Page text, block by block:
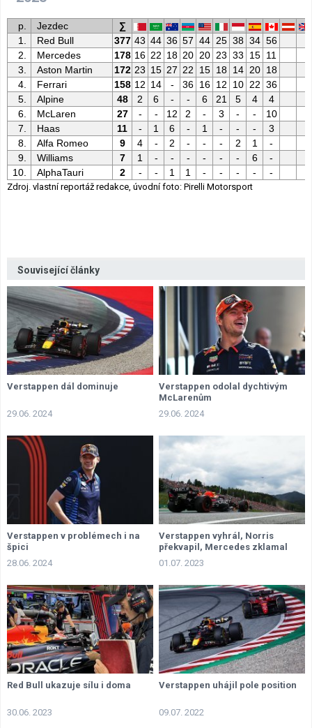
p. Jezdec
∑
1.
Red Bull 377 43 44 36 57 44 25 38 34 56
2.
Mercedes 178 16 22 18 20 20 23 33 15 11
3.
Aston Martin 172 23 15 27 22 15 18 14 20 18
4.
Ferrari 158 12 14 - 36 16 12 10 22 36
5.
Alpine 48 2 6 - - 6 21 5 4
4
6.
McLaren 27 - - 12 2 - 3 - -
10
7.
Haas 11 - 1 6 - 1 - - -
3
8.
Alfa Romeo 9 4 - 2 - - - 2 1
-
9.
Williams 7 1 - - - - - - 6
-
10.
AlphaTauri 2 - - 1 1 - - - - -
Zdroj. vlastní reportáž redakce, úvodní foto: Pirelli Motorsport
Související články
Verstappen dál dominuje
29.06. 2024
Verstappen odolal dychtivým
McLarenům
29.06. 2024
Verstappen v problémech i na
špici
28.06. 2024
Verstappen vyhrál, Norris
překvapil, Mercedes zklamal
01.07. 2023
Red Bull ukazuje sílu i doma
30.06. 2023
Verstappen uhájil pole position
09.07. 2022